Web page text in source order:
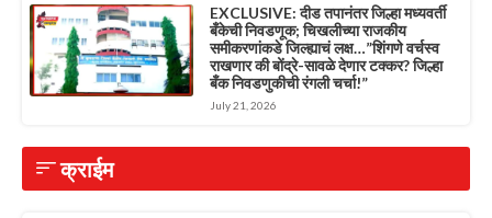
EXCLUSIVE: दीड तपानंतर जिल्हा मध्यवर्ती
बँकेची निवडणूक; चिखलीच्या राजकीय
समीकरणांकडे जिल्ह्याचं लक्ष…”शिंगणे वर्चस्व
राखणार की बोंद्रे-सावळे देणार टक्कर? जिल्हा
बँक निवडणुकीची रंगली चर्चा!”
July 21, 2026
क्राईम